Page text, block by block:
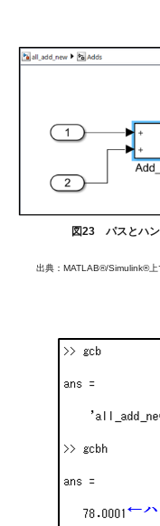
図23 パスとハン
出典：MATLAB®/Simulink®